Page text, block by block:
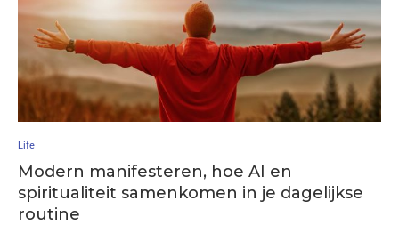
Life
Modern manifesteren, hoe AI en
spiritualiteit samenkomen in je dagelijkse
routine